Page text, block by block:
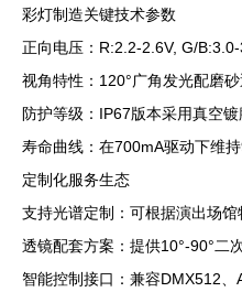
彩灯制造关键技术参数
正向电压：R:2.2-2.6V, G/
视角特性：120°广角发光配磨
防护等级：IP67版本采用真空
寿命曲线：在700mA驱动下维
定制化服务生态
支持光谱定制：可根据演出场
透镜配套方案：提供10°-90°二
智能控制接口：兼容DMX512